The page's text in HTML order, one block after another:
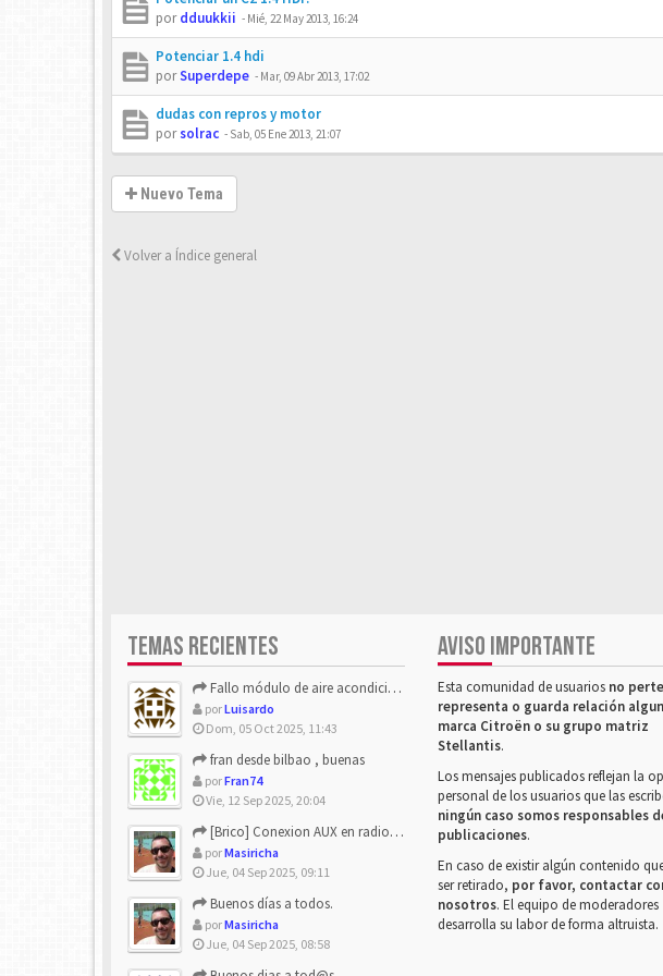
pordduukkii - Mié, 22 May 2013, 16:24
Potenciar 1.4 hdi
porSuperdepe - Mar, 09 Abr 2013, 17:02
dudas con repros y motor
porsolrac - Sab, 05 Ene 2013, 21:07
Nuevo Tema
Volver a Índice general
TEMAS RECIENTES
Fallo módulo de aire acondicionado
porLuisardo
Dom, 05 Oct 2025, 11:43
fran desde bilbao , buenas
porFran74
Vie, 12 Sep 2025, 20:04
[Brico] Conexion AUX en radio de origen
porMasiricha
Jue, 04 Sep 2025, 09:11
Buenos días a todos.
porMasiricha
Jue, 04 Sep 2025, 08:58
AVISO IMPORTANTE
Esta comunidad de usuarios no
representa o guarda relación
marca Citroën o su grupo matriz
Stellantis.
Los mensajes publicados reflejan la
personal de los usuarios que las
ningún caso somos responsables
publicaciones.
En caso de existir algún contenido
ser retirado, por favor, contactar
nosotros. El equipo de moderadores
desarrolla su labor de forma altruista.